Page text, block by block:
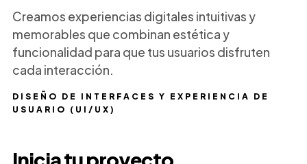
DISEÑO DE INTERFACES Y EXPERIENCIA DE
USUARIO (UI/UX)
Creamos experiencias digitales intuitivas y
memorables que combinan estética y
funcionalidad para que tus usuarios disfruten
cada interacción.